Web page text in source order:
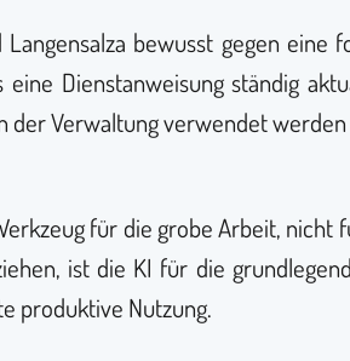
bewusst gegen eine
Dienstanweisung ständig
der Verwaltung verwendet werden
für die grobe Arbeit,
ist die KI für die
produktive Nutzung.